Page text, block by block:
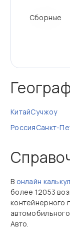
Сборные
КитайСучжоу
РоссияСанкт-
В онлайн
более 12053
контейнерного
Авто.